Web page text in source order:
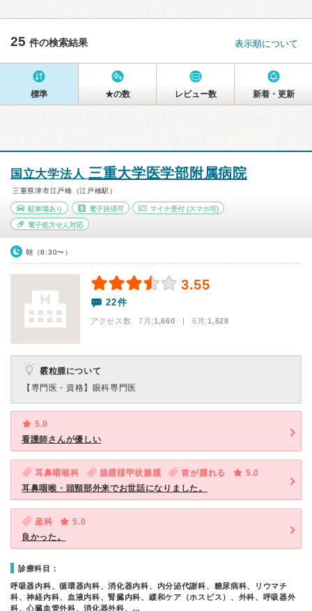
25 件の検索結果 表示順について
標準 ★の数 レビュー数 新着・更新
国立大学法人 三重大学医学部附属病院
三重県津市江戸橋（江戸橋駅）
駐車場あり 電子決済可 マイナ受付 (スマホ可)
電子処方せん対応
朝（8:30〜）
3.55
22件
アクセス数 7月:1,660 | 6月:1,628
霰粒腫について
【専門医・資格】 眼科専門医
5.0
看護師さんが優しい
耳鼻咽喉科 腺腫様甲状腺腫 首が腫れる
5.0
耳鼻咽喉・頭頸部外来でお世話になりました。
産科
5.0
良かった。
診療科目：
呼吸器内科、循環器内科、消化器内科、内分泌代謝科、糖尿病科、リウマチ
科、神経内科、血液内科、腎臓内科、緩和ケア（ホスピス）、外科、呼吸器外
科、心臓血管外科、消化器外科、…